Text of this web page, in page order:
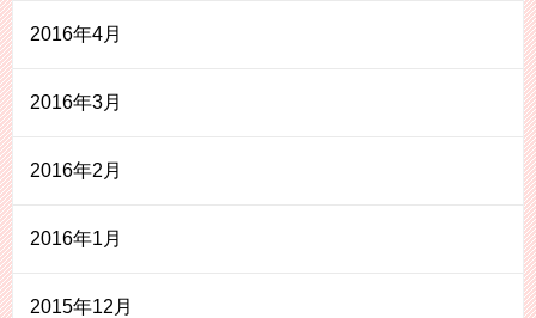
2016年4月
2016年3月
2016年2月
2016年1月
2015年12月